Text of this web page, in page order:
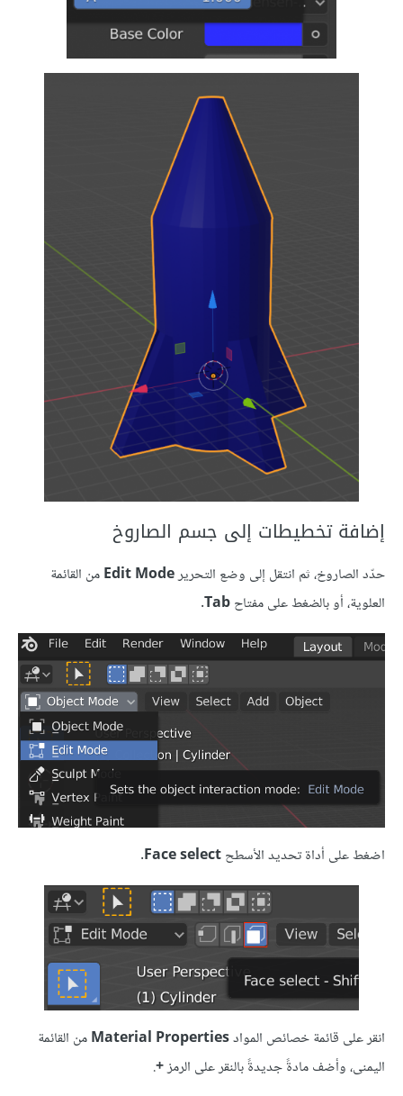
إضافة تخطيطات إلى جسم الصاروخ
حدّد الصاروخ، ثم انتقل إلى وضع التحريرEdit Modeمن القائمة
العلوية، أو بالضغط على مفتاحTab
.
اضغط على أداة تحديد الأسطحFace select
.
انقر على قائمة خصائص الموادMaterial Propertiesمن القائمة
اليمنى، وأضف مادةً جديدةً بالنقر على الرمز+
.